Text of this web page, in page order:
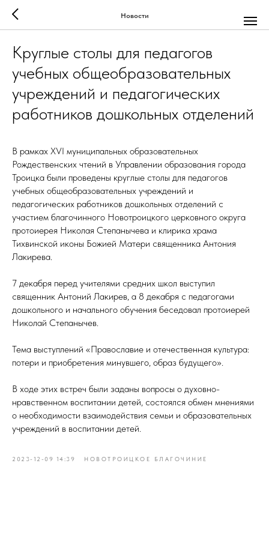
Новости
Круглые столы для педагогов
учебных общеобразовательных
учреждений и педагогических
работников дошкольных отделений
В рамках XVI муниципальных образовательных
Рождественских чтений в Управлении образования города
Троицка были проведены круглые столы для педагогов
учебных общеобразовательных учреждений и
педагогических работников дошкольных отделений с
участием благочинного Новотроицкого церковного округа
протоиерея Николая Степанычева и клирика храма
Тихвинской иконы Божией Матери священника Антония
Лакирева.
7 декабря перед учителями средних школ выступил
священник Антоний Лакирев, а 8 декабря с педагогами
дошкольного и начального обучения беседовал протоиерей
Николай Степанычев.
Тема выступлений «Православие и отечественная культура:
потери и приобретения минувшего, образ будущего».
В ходе этих встреч были заданы вопросы о духовно-
нравственном воспитании детей, состоялся обмен мнениями
о необходимости взаимодействия семьи и образовательных
учреждений в воспитании детей.
2023-12-09 14:39 НОВОТРОИЦКОЕ БЛАГОЧИНИЕ